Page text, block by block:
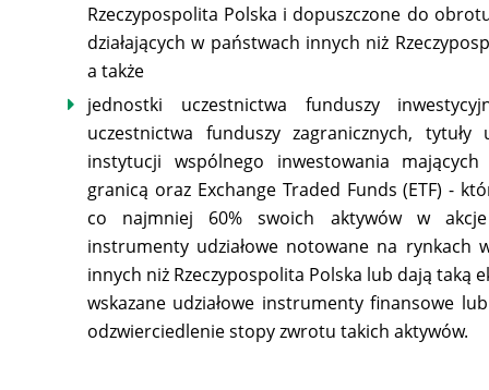
Rzeczypospolita Polska i dopuszczone do
działających w państwach innych niż
a także
jednostki uczestnictwa funduszy
uczestnictwa funduszy zagranicznych, tytuły
instytucji wspólnego inwestowania
granicą oraz Exchange Traded Funds (ETF) -
co najmniej 60% swoich aktywów w
instrumenty udziałowe notowane na rynkach
innych niż Rzeczypospolita Polska lub dają taką
wskazane udziałowe instrumenty finansowe
odzwierciedlenie stopy zwrotu takich aktywów.